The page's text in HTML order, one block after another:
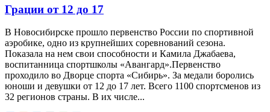
Грации от 12 до 17
В Новосибирске прошло первенство России по спортивной
аэробике, одно из крупнейших соревнований сезона.
Показала на нем свои способности и Камила Джабаева,
воспитанница спортшколы «Авангард».Первенство
проходило во Дворце спорта «Сибирь». За медали боролись
юноши и девушки от 12 до 17 лет. Всего 1100 спортсменов из
32 регионов страны. В их числе...